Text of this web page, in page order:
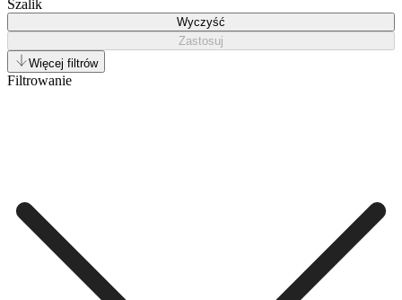
Szalik
Wyczyść
Zastosuj
Więcej filtrów
Filtrowanie